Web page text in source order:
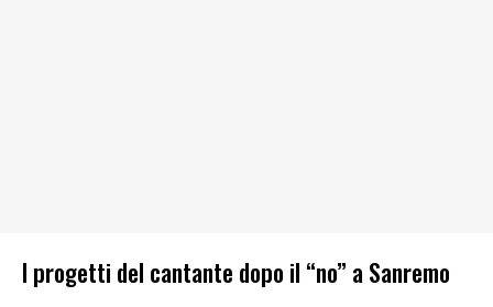
I progetti del cantante dopo il “no” a Sanremo